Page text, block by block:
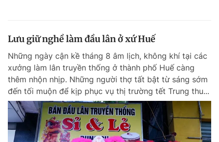
Lưu giữ nghề làm đầu lân ở xứ Huế
Những ngày cận kề tháng 8 âm lịch, không khí tại các
xưởng làm lân truyền thống ở thành phố Huế càng
thêm nhộn nhịp. Những người thợ tất bật từ sáng sớm
đến tối muộn để kịp phục vụ thị trường tết Trung thu...